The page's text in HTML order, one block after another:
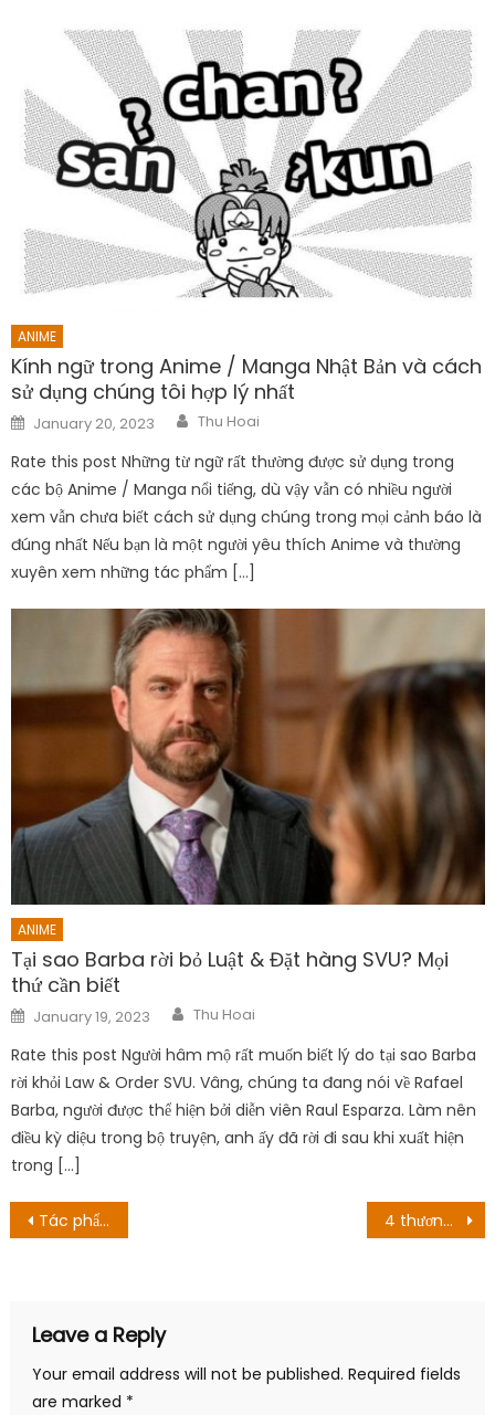
ANIME
Kính ngữ trong Anime / Manga Nhật Bản và cách
sử dụng chúng tôi hợp lý nhất
Posted
on
January 20, 2023 Author
Thu Hoai
Rate this post Những từ ngữ rất thường được sử dụng trong
các bộ Anime / Manga nổi tiếng, dù vậy vẫn có nhiều người
xem vẫn chưa biết cách sử dụng chúng trong mọi cảnh báo là
đúng nhất Nếu bạn là một người yêu thích Anime và thường
xuyên xem những tác phẩm […]
ANIME
Tại sao Barba rời bỏ Luật & Đặt hàng SVU? Mọi
thứ cần biết
Posted
on
January 19, 2023 Author
Thu Hoai
Rate this post Người hâm mộ rất muốn biết lý do tại sao Barba
rời khỏi Law & Order SVU. Vâng, chúng ta đang nói về Rafael
Barba, người được thể hiện bởi diễn viên Raul Esparza. Làm nên
điều kỳ diệu trong bộ truyện, anh ấy đã rời đi sau khi xuất hiện
trong […]
Post
Tác phẩm Manga hay nhất mọi thời đại nhưng người chơi có thể đã xem xét 4 thương hiệu hoạt hình lâu năm sở hữu lượng fandom nhí Việt cực đông
Leave a Reply
Your email address will not be published. Required fields
are marked *